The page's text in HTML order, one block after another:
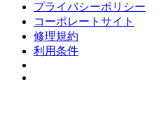
プライバシーポリシー
コーポレートサイト
修理規約
利用条件